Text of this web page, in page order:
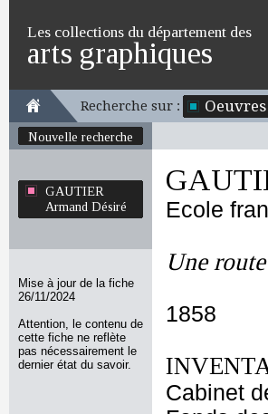
Les collections du département des
arts graphiques
Recherche sur : Oeuvres
Nouvelle recherche
GAUTIER
Armand Désiré
Mise à jour de la fiche
26/11/2024
Attention, le contenu de
cette fiche ne reflète
pas nécessairement le
dernier état du savoir.
Ecole
Une
1858
Cabinet